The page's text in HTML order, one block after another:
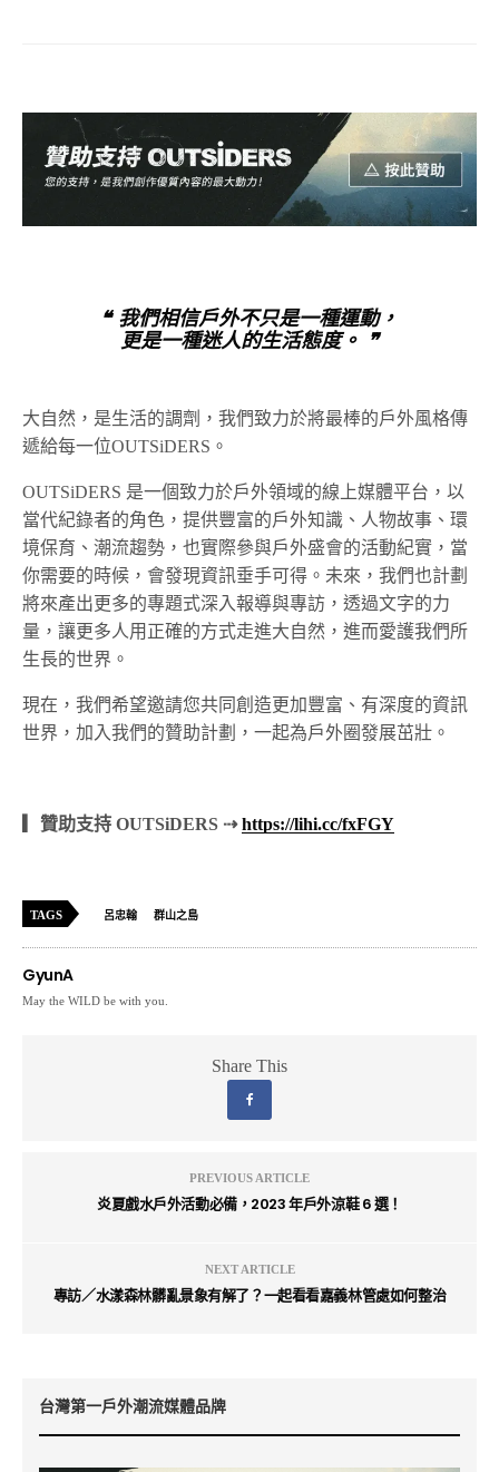
❝ 我們相信戶外不只是一種運動，
更是一種迷人的生活態度。 ❞
大自然，是生活的調劑，我們致力於將最棒的戶外風格傳
遞給每一位OUTSiDERS。
OUTSiDERS 是一個致力於戶外領域的線上媒體平台，以
當代紀錄者的角色，提供豐富的戶外知識、人物故事、環
境保育、潮流趨勢，也實際參與戶外盛會的活動紀實，當
你需要的時候，會發現資訊垂手可得。未來，我們也計劃
將來產出更多的專題式深入報導與專訪，透過文字的力
量，讓更多人用正確的方式走進大自然，進而愛護我們所
生長的世界。
現在，我們希望邀請您共同創造更加豐富、有深度的資訊
世界，加入我們的贊助計劃，一起為戶外圈發展茁壯。
▎贊助支持 OUTSiDERS ⇢https://lihi.cc/fxFGY
TAGS 呂忠翰 群山之島
GyunA
May the WILD be with you.
Share This
PREVIOUS ARTICLE
炎夏戲水戶外活動必備，2023 年戶外涼鞋 6 選！
NEXT ARTICLE
專訪／水漾森林髒亂景象有解了？一起看看嘉義林管處如何整治
台灣第一戶外潮流媒體品牌